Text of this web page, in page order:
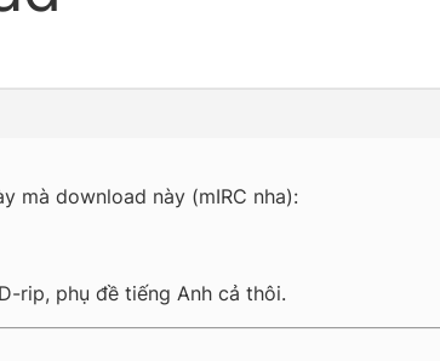
mà download này (mIRC nha):
rip, phụ đề tiếng Anh cả thôi.